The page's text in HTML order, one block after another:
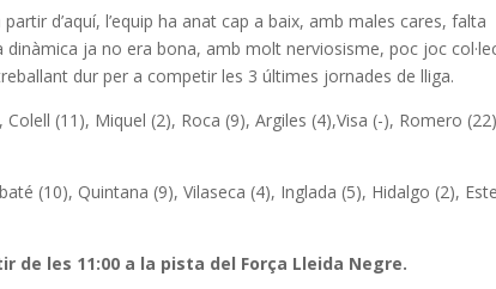
d’aquí, l’equip ha anat cap a baix, amb males cares, falta
dinàmica ja no era bona, amb molt nerviosisme, poc joc
dur per a competir les 3 últimes jornades de lliga.
(11), Miquel (2), Roca (9), Argiles (4),Visa (-), Romero
(10), Quintana (9), Vilaseca (4), Inglada (5), Hidalgo (2),
de les 11:00 a la pista del Força Lleida Negre.